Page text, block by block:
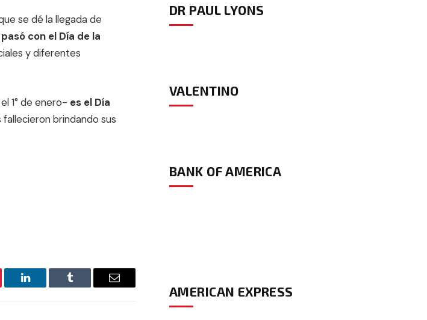
se dé la llegada de
con el Día de la
y diferentes
1° de enero- es el Día
brindando sus
LinkedIn Tumblr Email
DR PAUL LYONS
VALENTINO
BANK OF AMERICA
AMERICAN EXPRESS